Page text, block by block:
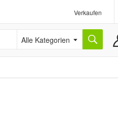
Verkaufen
Alle Kategorien